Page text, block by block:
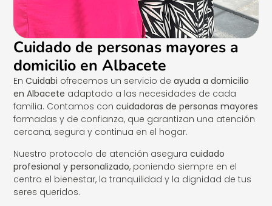
Cuidado de personas mayores a
domicilio en Albacete
EnCuidabi ofrecemos un servicio deayuda a domicilio
en Albacete adaptado a las necesidades de cada
familia. Contamos concuidadoras de personas mayores
formadas y de confianza, que garantizan una atención
cercana, segura y continua en el hogar.
Nuestro protocolo de atención aseguracuidado
profesional y personalizado, poniendo siempre en el
centro el bienestar, la tranquilidad y la dignidad de tus
seres queridos.